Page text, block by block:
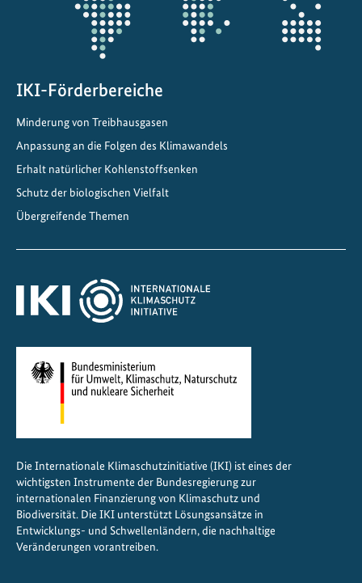
IKI-Förderbereiche
Minderung von Treibhausgasen
Anpassung an die Folgen des Klimawandels
Erhalt natürlicher Kohlenstoffsenken
Schutz der biologischen Vielfalt
Übergreifende Themen
Die Internationale Klimaschutzinitiative (IKI) ist eines der
wichtigsten Instrumente der Bundesregierung zur
internationalen Finanzierung von Klimaschutz und
Biodiversität. Die IKI unterstützt Lösungsansätze in
Entwicklungs- und Schwellenländern, die nachhaltige
Veränderungen vorantreiben.